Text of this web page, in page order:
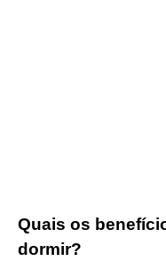
Quais os
dormir?